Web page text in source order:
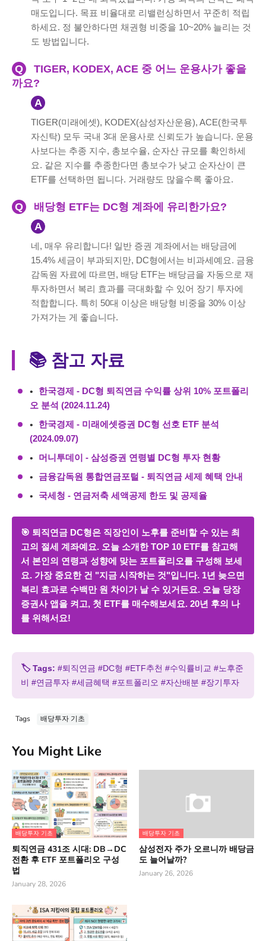
매도입니다. 목표 비율대로 리밸런싱하면서 꾸준히 적립
하세요. 정 불안하다면 채권형 비중을 10~20% 늘리는 것
도 방법입니다.
Q
TIGER, KODEX, ACE 중 어느 운용사가 좋을
까요?
A
TIGER(미래에셋), KODEX(삼성자산운용), ACE(한국투
자신탁) 모두 국내 3대 운용사로 신뢰도가 높습니다. 운용
사보다는 추종 지수, 총보수율, 순자산 규모를 확인하세
요. 같은 지수를 추종한다면 총보수가 낮고 순자산이 큰
ETF를 선택하면 됩니다. 거래량도 많을수록 좋아요.
Q
배당형 ETF는 DC형 계좌에 유리한가요?
A
네, 매우 유리합니다! 일반 증권 계좌에서는 배당금에
15.4% 세금이 부과되지만, DC형에서는 비과세예요. 금융
감독원 자료에 따르면, 배당 ETF는 배당금을 자동으로 재
투자하면서 복리 효과를 극대화할 수 있어 장기 투자에
적합합니다. 특히 50대 이상은 배당형 비중을 30% 이상
가져가는 게 좋습니다.
📚 참고 자료
한국경제 - DC형 퇴직연금 수익률 상위 10% 포트폴리
오 분석 (2024.11.24)
한국경제 - 미래에셋증권 DC형 선호 ETF 분석
(2024.09.07)
머니투데이 - 삼성증권 연령별 DC형 투자 현황
금융감독원 통합연금포털 - 퇴직연금 세제 혜택 안내
국세청 - 연금저축 세액공제 한도 및 공제율
🎯 퇴직연금 DC형은 직장인이 노후를 준비할 수 있는 최
고의 절세 계좌예요. 오늘 소개한 TOP 10 ETF를 참고해
서 본인의 연령과 성향에 맞는 포트폴리오를 구성해 보세
요. 가장 중요한 건 "지금 시작하는 것"입니다. 1년 늦으면
복리 효과로 수백만 원 차이가 날 수 있거든요. 오늘 당장
증권사 앱을 켜고, 첫 ETF를 매수해보세요. 20년 후의 나
를 위해서요!
🏷️ Tags: #퇴직연금 #DC형 #ETF추천 #수익률비교 #노후준
비 #연금투자 #세금혜택 #포트폴리오 #자산배분 #장기투자
Tags 배당투자 기초
You Might Like
배당투자 기초
퇴직연금 431조 시대: DB→DC
전환 후 ETF 포트폴리오 구성
법
January 28, 2026
배당투자 기초
삼성전자 주가 오르니까 배당금
도 늘어날까?
January 26, 2026